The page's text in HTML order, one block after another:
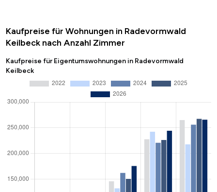
Kaufpreise für Wohnungen in Radevormwald
Keilbeck nach Anzahl Zimmer
Kaufpreise für Eigentumswohnungen in Radevormwald
Keilbeck